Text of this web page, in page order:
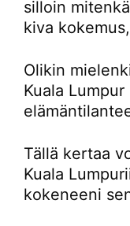
silloin
kiva
Olikin
Kuala
Tällä kertaa
Kuala
kokeneeni